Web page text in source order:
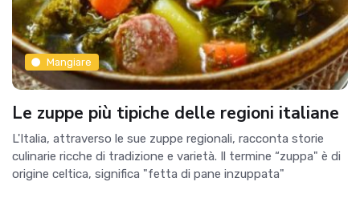
Mangiare
Le zuppe più tipiche delle regioni italiane
L'Italia, attraverso le sue zuppe regionali, racconta storie
culinarie ricche di tradizione e varietà. Il termine “zuppa" è di
origine celtica, significa "fetta di pane inzuppata"